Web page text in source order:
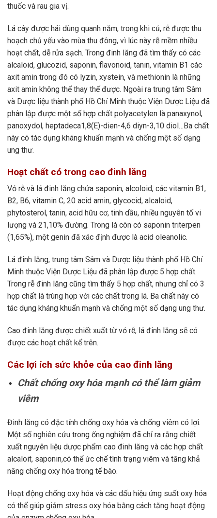
thuốc và rau gia vị.
Lá cây được hái dùng quanh năm, trong khi củ, rễ được thu
hoạch chủ yếu vào mùa thu đông, vì lúc này rễ mềm nhiều
hoạt chất, dễ rửa sạch. Trong đinh lăng đã tìm thấy có các
alcaloid, glucozid, saponin, flavonoid, tanin, vitamin B1 các
axit amin trong đó có lyzin, xystein, và methionin là những
axit amin không thể thay thế được. Ngoài ra trung tâm Sâm
và Dược liệu thành phố Hồ Chí Minh thuộc Viện Dược Liệu đã
phân lập được một số hợp chất polyacetylen là panaxynol,
panoxydol, heptadeca1,8(E)-dien-4,6 diyn-3,10 diol…Ba chất
này có tác dụng kháng khuẩn mạnh và chống một số dạng
ung thư.
Hoạt chất có trong cao đinh lăng
Vỏ rễ và lá đinh lăng chứa saponin, alcoloid, các vitamin B1,
B2, B6, vitamin C, 20 acid amin, glycocid, alcaloid,
phytosterol, tanin, acid hữu cơ, tinh dầu, nhiều nguyên tố vi
lượng và 21,10% đường. Trong lá còn có saponin triterpen
(1,65%), một genin đã xác định được là acid oleanolic.
Lá đinh lăng, trung tâm Sâm và Dược liệu thành phố Hồ Chí
Minh thuộc Viện Dược Liệu đã phân lập được 5 hợp chất.
Trong rễ đinh lăng cũng tìm thấy 5 hợp chất, nhưng chỉ có 3
hợp chất là trùng hợp với các chất trong lá. Ba chất này có
tác dụng kháng khuẩn mạnh và chống một số dạng ung thư.
Cao đinh lăng được chiết xuất từ vỏ rễ, lá đinh lăng sẽ có
được các hoạt chất kể trên.
Các lợi ích sức khỏe của cao đinh lăng
Chất chống oxy hóa mạnh có thể làm giảm
viêm
Đinh lăng có đặc tính chống oxy hóa và chống viêm có lợi.
Một số nghiên cứu trong ống nghiệm đã chỉ ra rằng chiết
xuất nguyên liệu dược phẩm cao đinh lăng và các hợp chất
alcaloit, saponin,có thể ức chế tình trạng viêm và tăng khả
năng chống oxy hóa trong tế bào.
Hoạt động chống oxy hóa và các dấu hiệu ứng suất oxy hóa
có thể giúp giảm stress oxy hóa bằng cách tăng hoạt động